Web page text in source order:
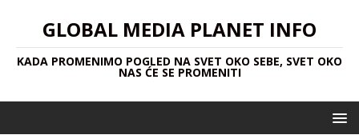
GLOBAL MEDIA PLANET INFO
KADA PROMENIMO POGLED NA SVET OKO SEBE, SVET OKO
NAS ĆE SE PROMENITI